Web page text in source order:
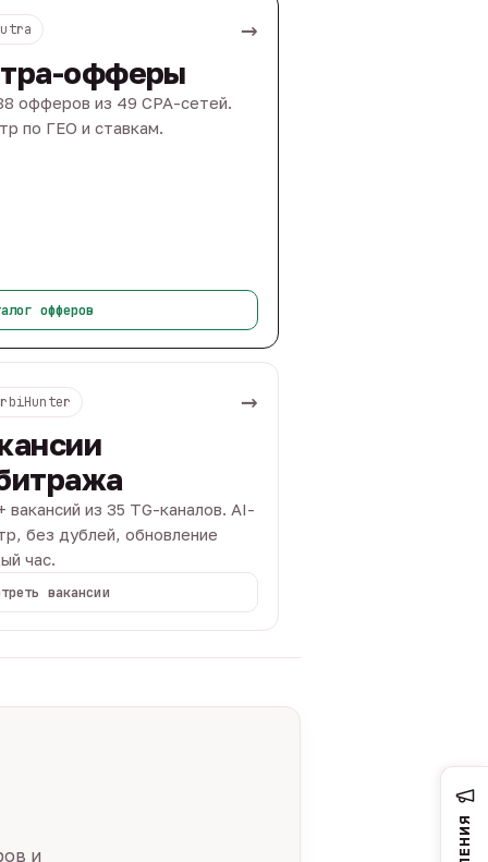
→
офферы
офферов из 49 CPA-сетей.
по ГЕО и ставкам.
офферов
→
вакансий из 35 TG-каналов. AI-
без дублей, обновление
час.
вакансии
и